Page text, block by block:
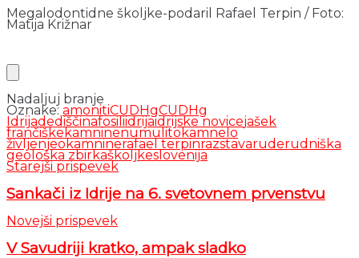
Megalodontidne školjke-podaril Rafael Terpin / Foto:
Matija Križnar
Nadaljuj branje
Oznake: amonitiCUDHgCUDHg
Idrijadediščinafosiliidrijaidrijske novicejašek
frančiške kamninenumulitokamnelo
življenjeokamninerafael terpinrazstavaruderudniška
geološka zbirkaškoljkeslovenija
Starejši prispevek
Sankači iz Idrije na 6. svetovnem prvenstvu
Novejši prispevek
V Savudriji kratko, ampak sladko